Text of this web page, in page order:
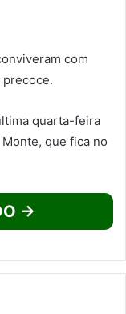
com
precoce.
quarta-feira
que fica no
→